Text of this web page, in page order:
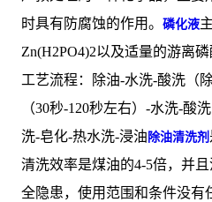
时具有防腐蚀的作用。 磷化液
Zn(H2PO4)2以及适量的游离磷
工艺流程：除油-水洗-酸洗（
（30秒-120秒左右）-水洗-酸
洗-皂化-热水洗-浸油 除油清洗剂
清洗效率是煤油的4-5倍，并
全隐患，使用范围和条件没有